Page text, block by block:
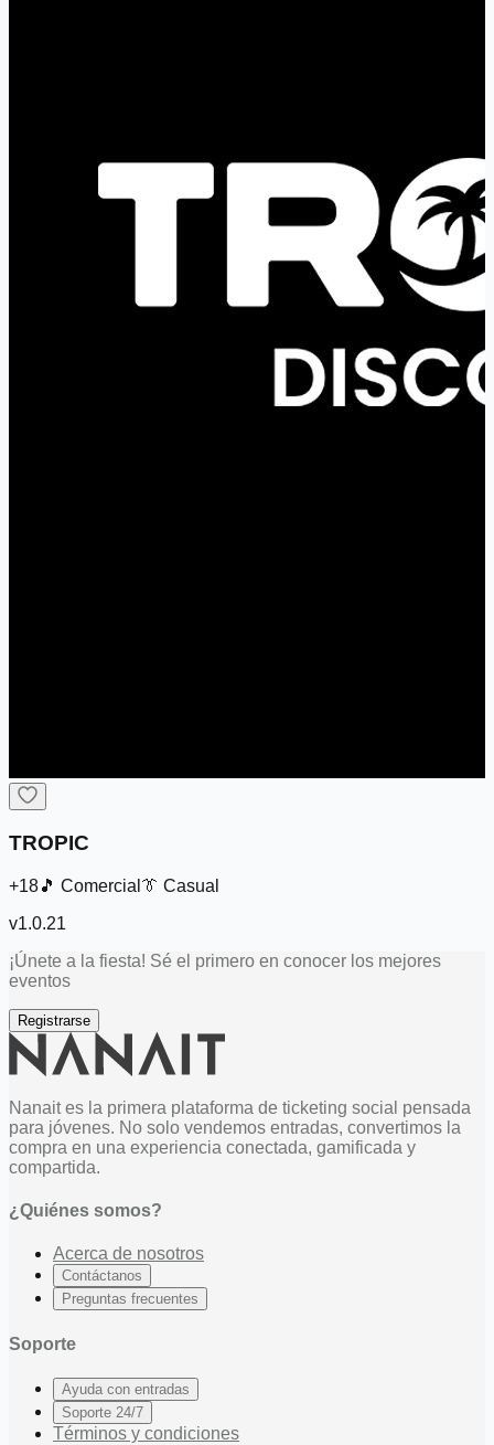
TROPIC
+18🎵 Comercial 👔 Casual
v1.0.21
¡Únete a la fiesta! Sé el primero en conocer los mejores
eventos
Registrarse
Nanait es la primera plataforma de ticketing social pensada
para jóvenes. No solo vendemos entradas, convertimos la
compra en una experiencia conectada, gamificada y
compartida.
¿Quiénes somos?
Acerca de nosotros
Contáctanos
Preguntas frecuentes
Soporte
Ayuda con entradas
Soporte 24/7
Términos y condiciones